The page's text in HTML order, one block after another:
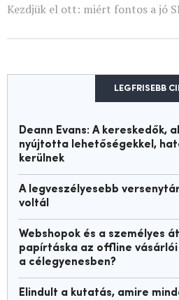
Kezdjük el ott: miért fontos a jó
LEGFRISEBB
Deann Evans: A kereskedők,
nyújtotta lehetőségekkel,
kerülnek
A legveszélyesebb
voltál
Webshopok és a személyes
papírtáska az offline
a célegyenesben?
Elindult a kutatás, amire